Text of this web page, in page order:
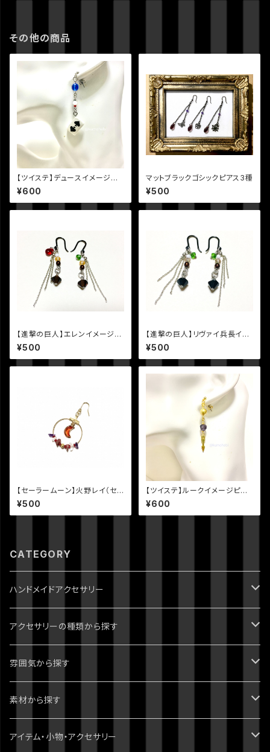
その他の商品
【ツイステ】デュースイメージピ
アス
¥600
マットブラックゴシックピアス3種
¥500
【進撃の巨人】エレンイメージピ
アス
¥500
【進撃の巨人】リヴァイ兵長イメ
ージピアス
¥500
【セーラームーン】火野レイ（セ
ーラーマーズ）イメージ天然石と
月のピアス
¥500
【ツイステ】ルークイメージピア
ス
¥600
CATEGORY
ハンドメイドアクセサリー
ジョジョの奇妙な冒険
1部 ファントムブラッド
2部 戦闘潮流
進撃の巨人
ダンガンロンパ
無印
ツイステッドワンダーランド
アクセサリーの種類から探す
ピアス・イヤリング
ブレスレット
指輪・リング
雰囲気から探す
パンク・ゴシック・ロック・かっこいい
病みかわいい
素材から探す
天然石
アイテム・小物・アクセサリー